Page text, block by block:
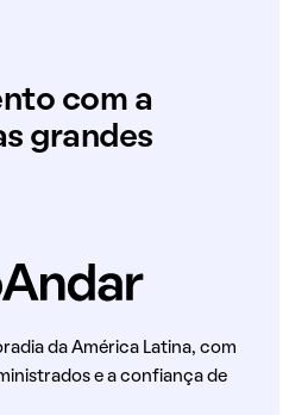
com a
grandes
da América Latina, com
e a confiança de